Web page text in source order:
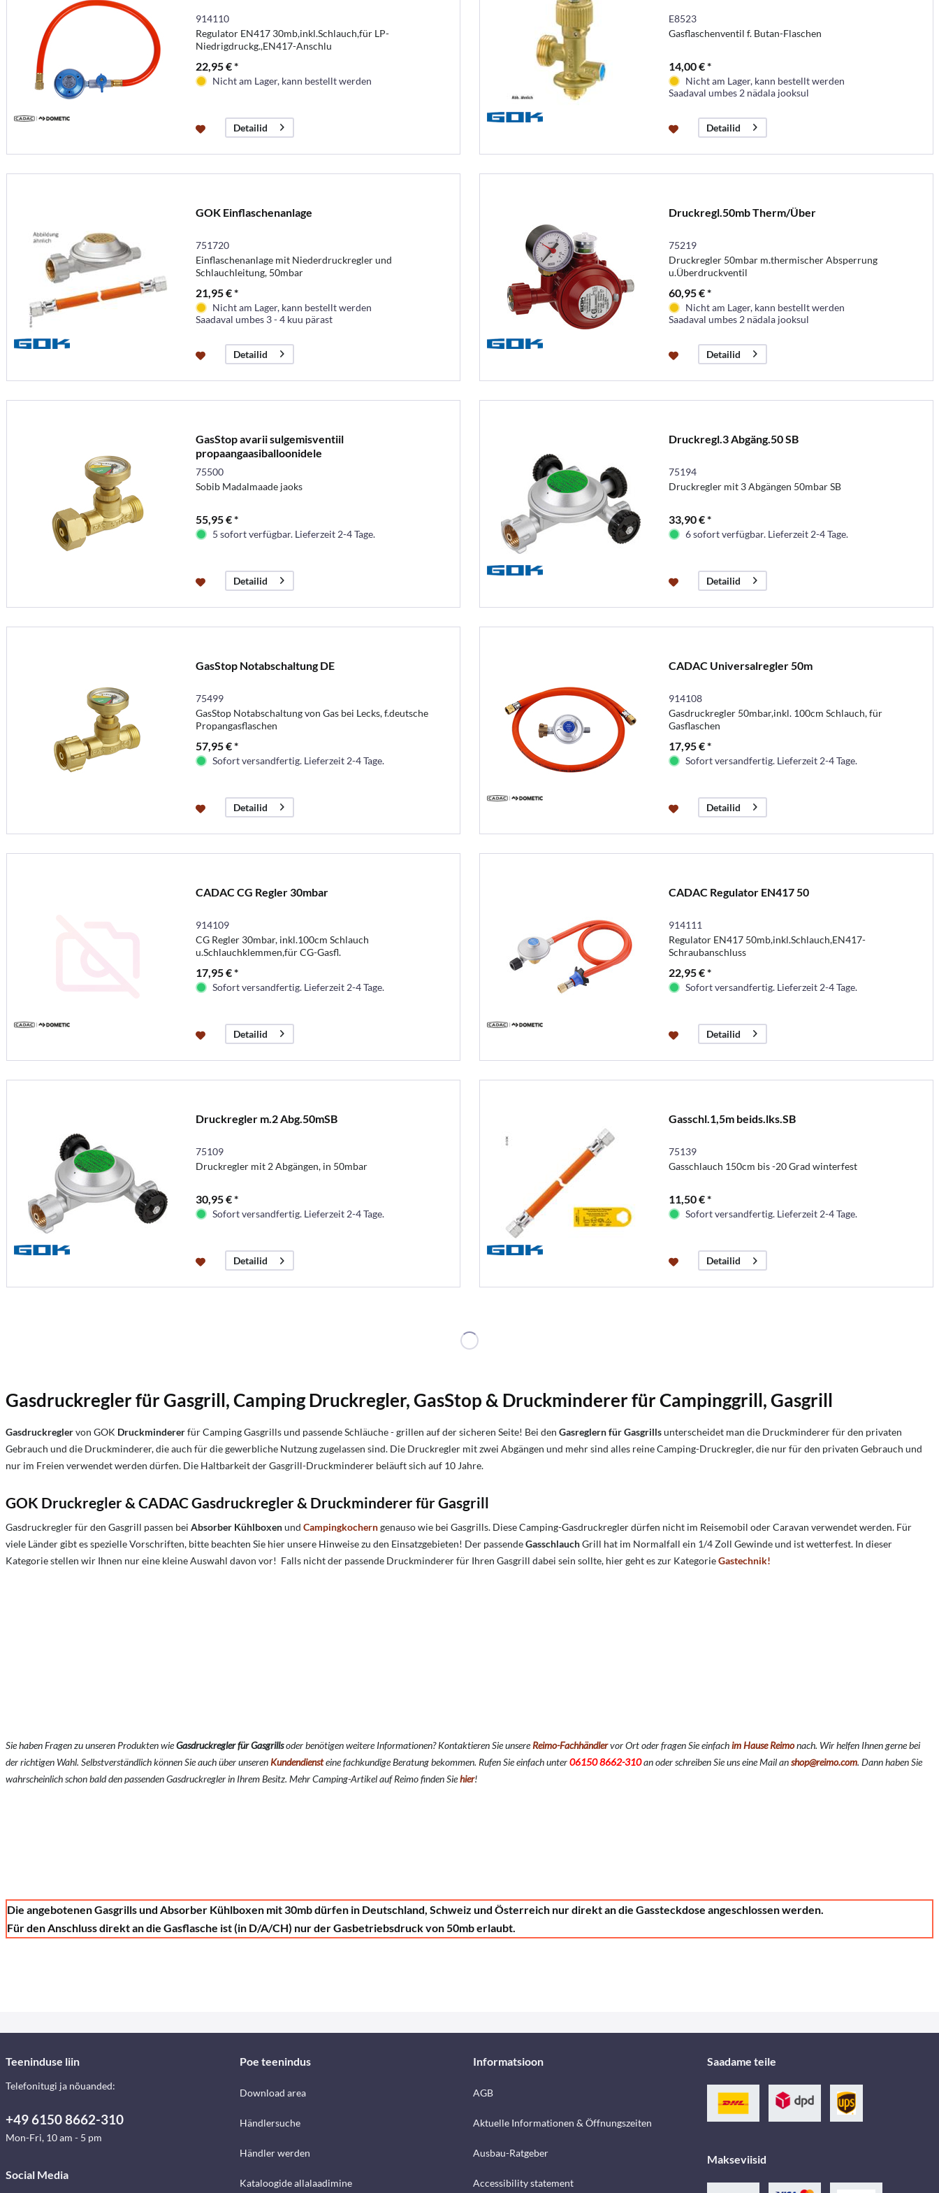
914110
Regulator EN417 30mb,inkl.Schlauch,für LP-
Niedrigdruckg.,EN417-Anschlu
22,95 € *
Nicht am Lager, kann bestellt werden
Detailid
E8523
Gasflaschenventil f. Butan-Flaschen
14,00 € *
Nicht am Lager, kann bestellt werden
Saadaval umbes 2 nädala jooksul
Detailid
GOK Einflaschenanlage
751720
Einflaschenanlage mit Niederdruckregler und
Schlauchleitung, 50mbar
21,95 € *
Nicht am Lager, kann bestellt werden
Saadaval umbes 3 - 4 kuu pärast
Detailid
Druckregl.50mb Therm/Über
75219
Druckregler 50mbar m.thermischer Absperrung
u.Überdruckventil
60,95 € *
Nicht am Lager, kann bestellt werden
Saadaval umbes 2 nädala jooksul
Detailid
GasStop avarii sulgemisventiil
propaangaasiballoonidele
75500
Sobib Madalmaade jaoks
55,95 € *
5 sofort verfügbar. Lieferzeit 2-4 Tage.
Detailid
Druckregl.3 Abgäng.50 SB
75194
Druckregler mit 3 Abgängen 50mbar SB
33,90 € *
6 sofort verfügbar. Lieferzeit 2-4 Tage.
Detailid
GasStop Notabschaltung DE
75499
GasStop Notabschaltung von Gas bei Lecks, f.deutsche
Propangasflaschen
57,95 € *
Sofort versandfertig. Lieferzeit 2-4 Tage.
Detailid
CADAC Universalregler 50m
914108
Gasdruckregler 50mbar,inkl. 100cm Schlauch, für
Gasflaschen
17,95 € *
Sofort versandfertig. Lieferzeit 2-4 Tage.
Detailid
CADAC CG Regler 30mbar
914109
CG Regler 30mbar, inkl.100cm Schlauch
u.Schlauchklemmen,für CG-Gasfl.
17,95 € *
Sofort versandfertig. Lieferzeit 2-4 Tage.
Detailid
CADAC Regulator EN417 50
914111
Regulator EN417 50mb,inkl.Schlauch,EN417-
Schraubanschluss
22,95 € *
Sofort versandfertig. Lieferzeit 2-4 Tage.
Detailid
Druckregler m.2 Abg.50mSB
75109
Druckregler mit 2 Abgängen, in 50mbar
30,95 € *
Sofort versandfertig. Lieferzeit 2-4 Tage.
Detailid
Gasschl.1,5m beids.lks.SB
75139
Gasschlauch 150cm bis -20 Grad winterfest
11,50 € *
Sofort versandfertig. Lieferzeit 2-4 Tage.
Detailid
Gasdruckregler für Gasgrill,Camping Druckregler, GasStop & Druckminderer für Campinggrill, Gasgrill
Gasdruckreglervon GOK Druckmindererfür Camping Gasgrills und passende Schläuche - grillen auf der sicheren Seite! Bei den Gasreglern für Gasgrillsunterscheidet man die Druckminderer für den privaten
Gebrauch und die Druckminderer, die auch für die gewerbliche Nutzung zugelassen sind. Die Druckregler mit zwei Abgängen und mehr sind alles reine Camping-Druckregler, die nur für den privaten Gebrauch und
nur im Freien verwendet werden dürfen. Die Haltbarkeit der Gasgrill-Druckminderer beläuft sich auf 10 Jahre.
GOK Druckregler & CADAC Gasdruckregler & Druckminderer für Gasgrill
Gasdruckregler für den Gasgrill passen bei Absorber Kühlboxenund Campingkocherngenauso wie bei Gasgrills. Diese Camping-Gasdruckregler dürfen nicht im Reisemobil oder Caravan verwendet werden. Für
viele Länder gibt es spezielle Vorschriften, bitte beachten Sie hier unsere Hinweise zu den Einsatzgebieten! Der passendeGasschlauchGrill hat im Normalfall ein 1/4 Zoll Gewinde und ist wetterfest. In dieser
Kategorie stellen wir Ihnen nur eine kleine Auswahl davon vor! Falls nicht der passende Druckminderer für Ihren Gasgrill dabei sein sollte, hier geht es zur KategorieGastechnik!
Sie haben Fragen zu unseren Produkten wieGasdruckregler für Gasgrillsoder benötigen weitere Informationen? Kontaktieren Sie unsereReimo-Fachhändlervor Ort oder fragen Sie einfachim Hause Reimonach. Wir helfen Ihnen gerne bei
der richtigen Wahl. Selbstverständlich können Sie auch über unserenKundendiensteine fachkundige Beratung bekommen. Rufen Sie einfach unter06150 8662-310an oder schreiben Sie uns eine Mail anshop@reimo.com. Dann haben Sie
wahrscheinlich schon bald den passenden Gasdruckregler in Ihrem Besitz. Mehr Camping-Artikel auf Reimo finden Siehier!
Die angebotenen Gasgrills und Absorber Kühlboxen mit 30mb dürfen in Deutschland, Schweiz und Österreich nur direkt an die Gassteckdose angeschlossen werden.
Für den Anschluss direkt an die Gasflasche ist (in D/A/CH) nur der Gasbetriebsdruck von 50mb erlaubt.
Teeninduse liin
Telefonitugi ja nõuanded:
+49 6150 8662-310
Mon-Fri, 10 am - 5 pm
Social Media
Poe teenindus
Download area
Händlersuche
Händler werden
Kataloogide allalaadimine
Informatsioon
AGB
Aktuelle Informationen & Öffnungszeiten
Ausbau-Ratgeber
Accessibility statement
Saadame teile
Makseviisid